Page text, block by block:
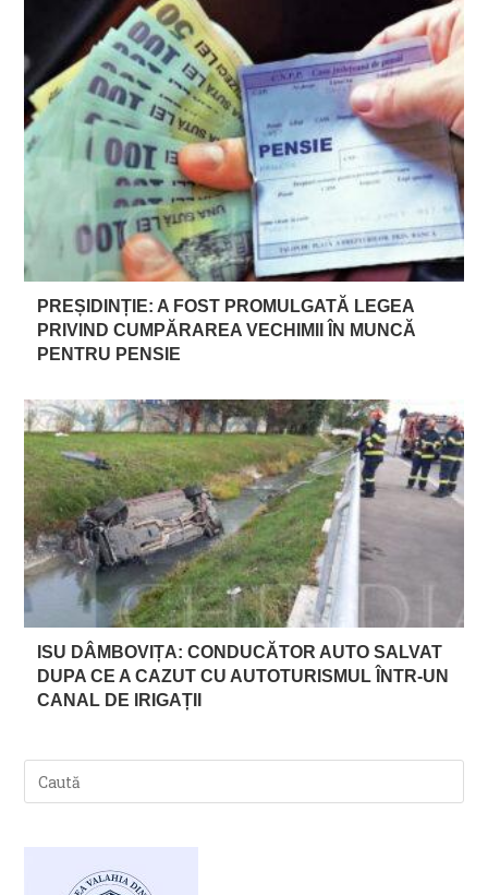
PREȘIDINȚIE: A FOST PROMULGATĂ LEGEA
PRIVIND CUMPĂRAREA VECHIMII ÎN MUNCĂ
PENTRU PENSIE
ISU DÂMBOVIȚA: CONDUCĂTOR AUTO SALVAT
DUPA CE A CAZUT CU AUTOTURISMUL ÎNTR-UN
CANAL DE IRIGAȚII